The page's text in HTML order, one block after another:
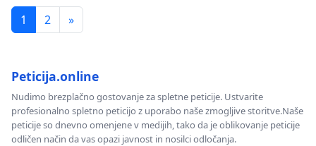
1 2 »
Peticija.online
Nudimo brezplačno gostovanje za spletne peticije. Ustvarite
profesionalno spletno peticijo z uporabo naše zmogljive storitve.Naše
peticije so dnevno omenjene v medijih, tako da je oblikovanje peticije
odličen način da vas opazi javnost in nosilci odločanja.